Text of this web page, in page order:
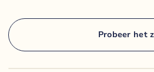
Probeer het